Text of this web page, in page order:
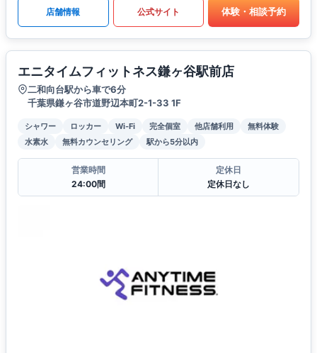
店舗情報 公式サイト 体験・相談予約
エニタイムフィットネス鎌ヶ谷駅前店
二和向台駅から車で6分
千葉県鎌ヶ谷市道野辺本町2-1-33 1F
シャワー ロッカー Wi-Fi 完全個室 他店舗利用
無料体験
水素水
無料カウンセリング 駅から5分以内
営業時間
24:00間
定休日
定休日なし